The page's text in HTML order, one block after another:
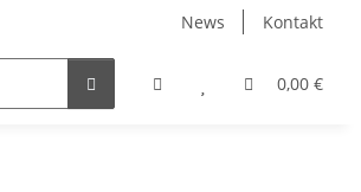
News Kontakt
0,00 €